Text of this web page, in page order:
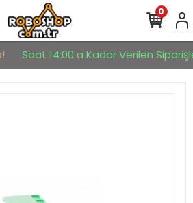
Saat 14:00 a Kadar Verilen
0